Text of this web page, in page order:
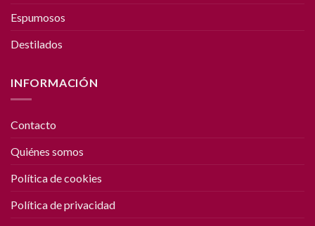
Espumosos
Destilados
INFORMACIÓN
Contacto
Quiénes somos
Política de cookies
Política de privacidad